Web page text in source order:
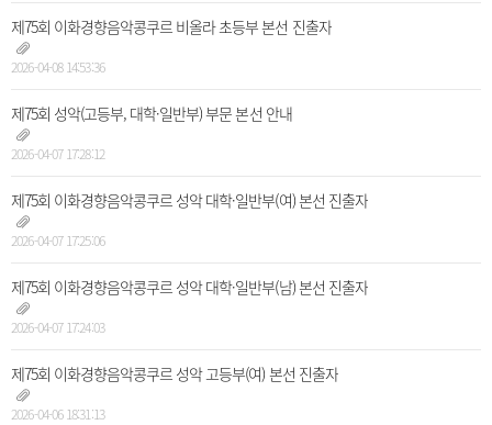
제75회 이화경향음악콩쿠르 비올라 초등부 본선 진출자
2026-04-08 14:53:36
제75회 성악(고등부, 대학·일반부) 부문 본선 안내
2026-04-07 17:28:12
제75회 이화경향음악콩쿠르 성악 대학·일반부(여) 본선 진출자
2026-04-07 17:25:06
제75회 이화경향음악콩쿠르 성악 대학·일반부(남) 본선 진출자
2026-04-07 17:24:03
제75회 이화경향음악콩쿠르 성악 고등부(여) 본선 진출자
2026-04-06 18:31:13